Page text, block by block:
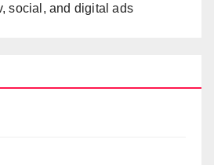
social, and digital ads